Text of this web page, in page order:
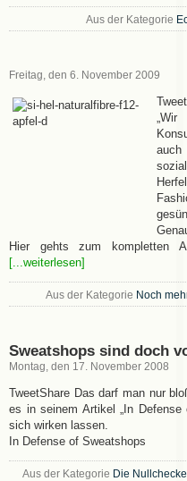
Aus der Kategorie
Freitag, den 6. November 2009
auch
Hier gehts zum kompletten
[...weiterlesen]
Aus der Kategorie Noch
Sweatshops sind doch
Montag, den 17. November 2008
TweetShare Das darf man nur
es in seinem Artikel „In
sich wirken lassen.
In Defense of Sweatshops
Aus der Kategorie Die